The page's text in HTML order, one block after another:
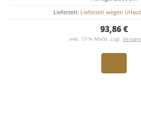
Lieferzeit: Lieferzeit wegen
93,86 €
inkl. 19 % MwSt. zzgl.